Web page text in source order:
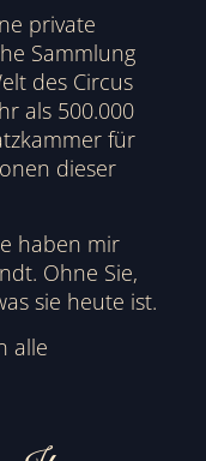
private
Sammlung
des Circus
als 500.000
für
dieser
haben mir
Ohne Sie,
sie heute ist.
alle